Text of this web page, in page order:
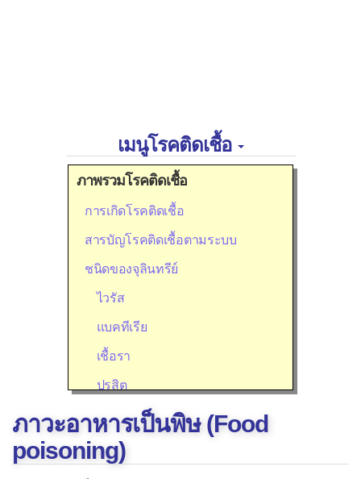
เมนูโรคติดเชื้อ
ภาพรวมโรคติดเชื้อ
การเกิดโรคติดเชื้อ
สารบัญโรคติดเชื้อตามระบบ
ชนิดของจุลินทรีย์
ไวรัส
แบคทีเรีย
เชื้อรา
ปรสิต
เชื้ออื่น ๆ
อาการของโรคติดเชื้อ
ภาวะอาหารเป็นพิษ (Food
poisoning)